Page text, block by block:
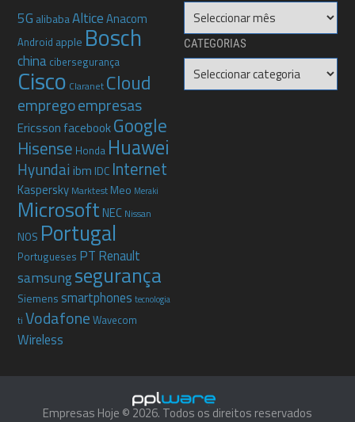
5G alibabaAlticeAnacom
Android apple Bosch
china cibersegurança
Cisco Claranet Cloud
empregoempresas
Ericsson facebookGoogle
Hisense Honda Huawei
Hyundai ibm IDC Internet
Kaspersky Marktest Meo Meraki
MicrosoftNEC Nissan
NOS Portugal
Portugueses PT Renault
samsungsegurança
Siemenssmartphones tecnologia
ti Vodafone Wavecom
Wireless
Arquivo
CATEGORIAS
Categorias
Empresas Hoje © 2026. Todos os direitos reservados